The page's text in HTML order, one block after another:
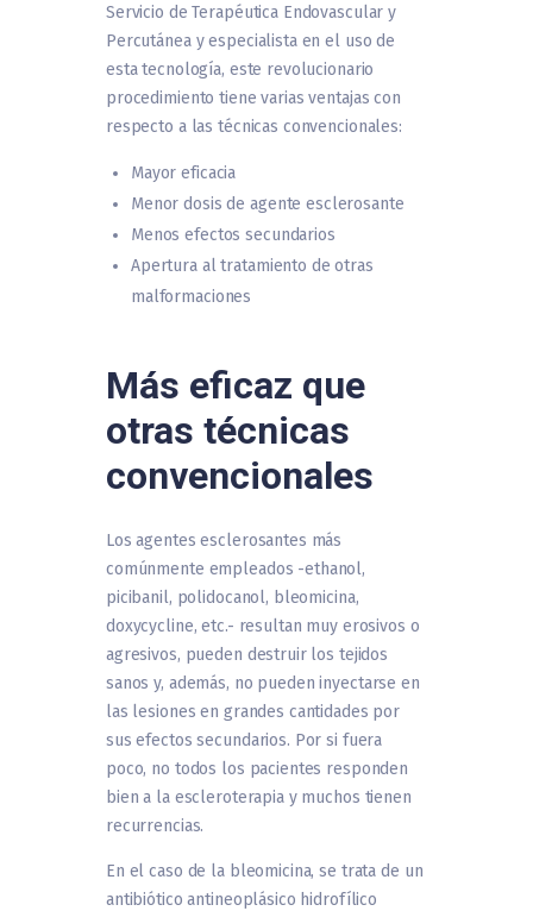
Servicio de Terapéutica Endovascular y
Percutánea y especialista en el uso de
esta tecnología, este revolucionario
procedimiento tiene varias ventajas con
respecto a las técnicas convencionales:
Mayor eficacia
Menor dosis de agente esclerosante
Menos efectos secundarios
Apertura al tratamiento de otras
malformaciones
Más eficaz que
otras técnicas
convencionales
Los agentes esclerosantes más
comúnmente empleados -ethanol,
picibanil, polidocanol, bleomicina,
doxycycline, etc.- resultan muy erosivos o
agresivos, pueden destruir los tejidos
sanos y, además, no pueden inyectarse en
las lesiones en grandes cantidades por
sus efectos secundarios. Por si fuera
poco, no todos los pacientes responden
bien a la escleroterapia y muchos tienen
recurrencias.
En el caso de la bleomicina, se trata de un
antibiótico antineoplásico hidrofílico